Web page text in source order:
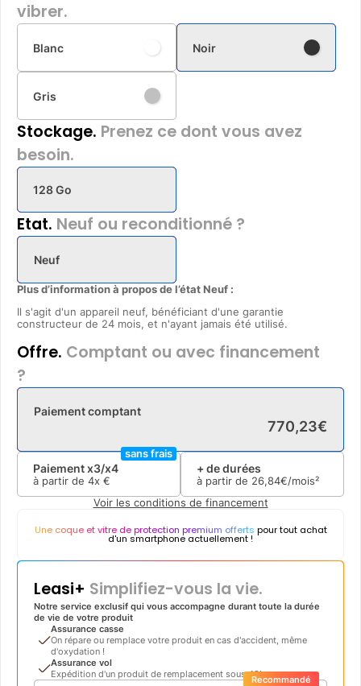
vibrer.
Blanc Noir
Gris
Stockage. Prenez ce dont vous avez
besoin.
128 Go
Etat. Neuf ou reconditionné ?
Neuf
Plus d’information à propos de l’état Neuf :
Il s'agit d'un appareil neuf, bénéficiant d'une garantie
constructeur de 24 mois, et n'ayant jamais été utilisé.
Offre. Comptant ou avec financement
?
Paiement comptant
770,23€
Paiement x3/x4
à partir de 4x €
sans frais
+ de durées
à partir de 26,84€/mois²
Voir les conditions de financement
Une coque et vitre de protection premium offerts pour tout achat
d'un smartphone actuellement !
Leasi+ Simplifiez-vous la vie.
Notre service exclusif qui vous accompagne durant toute la durée
de vie de votre produit
Assurance casse
On répare ou remplace votre produit en cas d'accident, même
d'oxydation !
Assurance vol
Expédition d'un produit de remplacement sous 48hRecommandé